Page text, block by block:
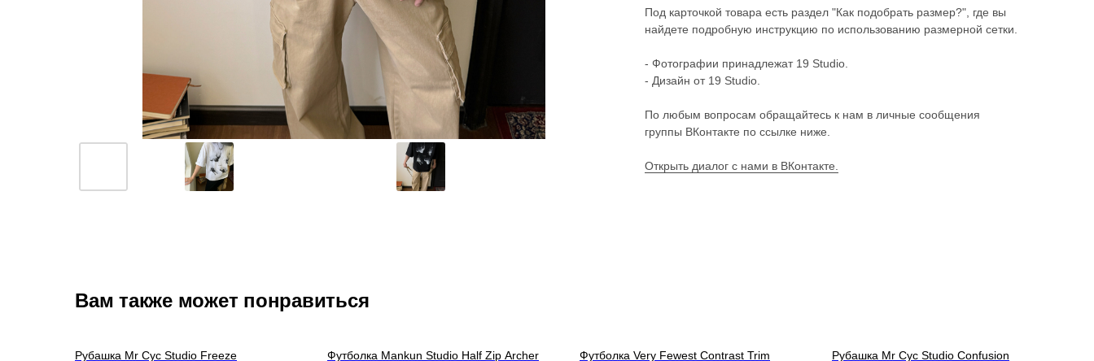
Под карточкой товара есть раздел "Как подобрать размер?", где вы
найдете подробную инструкцию по использованию размерной сетки.
- Фотографии принадлежат 19 Studio.
- Дизайн от 19 Studio.
По любым вопросам обращайтесь к нам в личные сообщения
группы ВКонтакте по ссылке ниже.
Открыть диалог с нами в ВКонтакте.
Вам также может понравиться
Рубашка Mr Cyc Studio Freeze
Футболка Mankun Studio Half Zip Archer
Футболка Very Fewest Contrast Trim
Рубашка Mr Cyc Studio Confusion